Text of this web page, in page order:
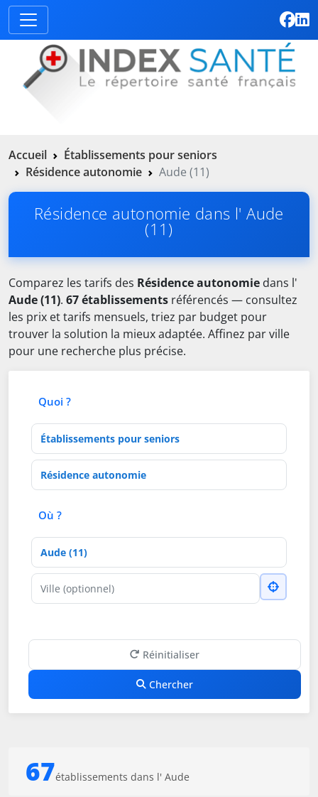
Accueil
Établissements pour seniors
Résidence autonomie
Aude (11)
Résidence autonomie dans l' Aude
(11)
Comparez les tarifs des Résidence autonomie dans l'
Aude (11). 67 établissements référencés — consultez
les prix et tarifs mensuels, triez par budget pour
trouver la solution la mieux adaptée. Affinez par ville
pour une recherche plus précise.
Quoi ?
Type d'établissement
Activités de soins
Où ?
Département
Ville
Réinitialiser
Chercher
67établissements dans l' Aude